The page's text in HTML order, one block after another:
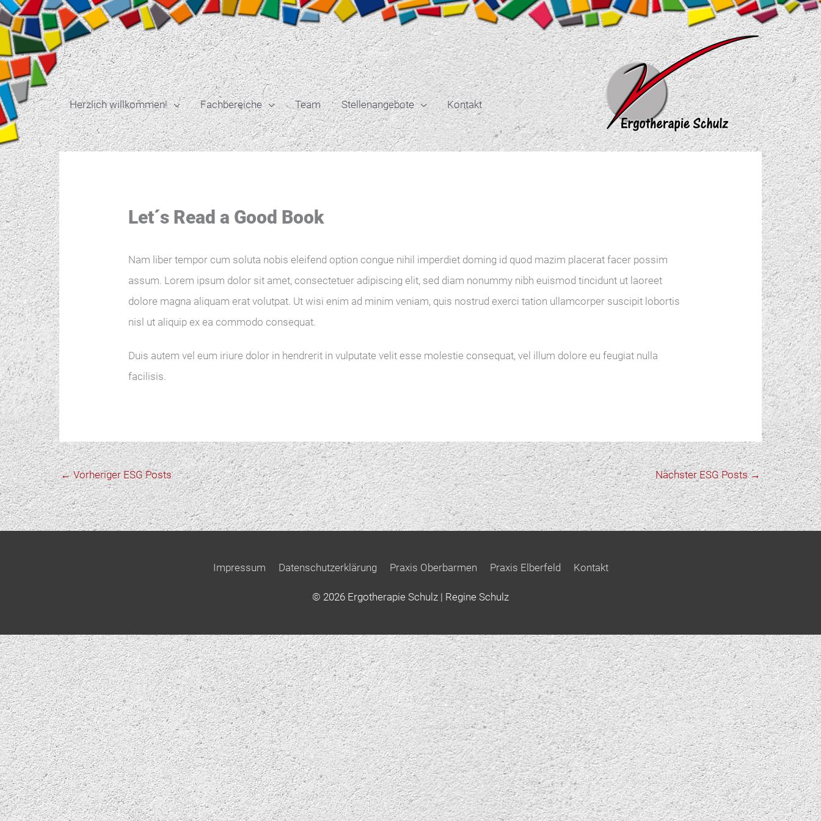
Zum
Inhalt
springen
Herzlich willkommen! Fachbereiche Team Stellenangebote Kontakt
Let´s Read a Good Book
Nam liber tempor cum soluta nobis eleifend option congue nihil imperdiet doming id quod mazim placerat facer possim
assum. Lorem ipsum dolor sit amet, consectetuer adipiscing elit, sed diam nonummy nibh euismod tincidunt ut laoreet
dolore magna aliquam erat volutpat. Ut wisi enim ad minim veniam, quis nostrud exerci tation ullamcorper suscipit lobortis
nisl ut aliquip ex ea commodo consequat.
Duis autem vel eum iriure dolor in hendrerit in vulputate velit esse molestie consequat, vel illum dolore eu feugiat nulla
facilisis.
←Vorheriger ESG Posts Nächster ESG Posts→
Impressum Datenschutzerklärung Praxis Oberbarmen Praxis Elberfeld Kontakt
© 2026 Ergotherapie Schulz | Regine Schulz